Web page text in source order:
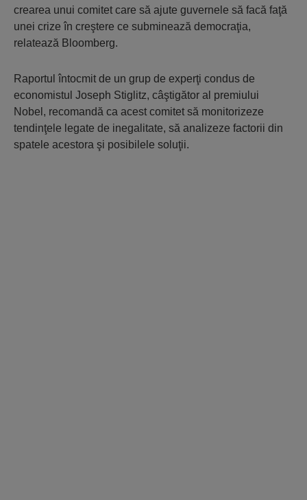
crearea unui comitet care să ajute guvernele să facă faţă
unei crize în creştere ce subminează democraţia,
relatează Bloomberg.
Raportul întocmit de un grup de experţi condus de
economistul Joseph Stiglitz, câştigător al premiului
Nobel, recomandă ca acest comitet să monitorizeze
tendinţele legate de inegalitate, să analizeze factorii din
spatele acestora şi posibilele soluţii.